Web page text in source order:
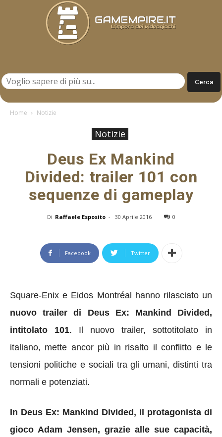
Home Notizie
Notizie
Deus Ex Mankind
Divided: trailer 101 con
sequenze di gameplay
Di Raffaele Esposito - 30 Aprile 2016 0
Facebook Twitter
Square-Enix e Eidos Montréal hanno rilasciato un
nuovo trailer di Deus Ex: Mankind Divided,
intitolato 101. Il nuovo trailer, sottotitolato in
italiano, mette ancor più in risalto il conflitto e le
tensioni politiche e sociali tra gli umani, distinti tra
normali e potenziati.
In Deus Ex: Mankind Divided, il protagonista di
gioco Adam Jensen, grazie alle sue capacità,